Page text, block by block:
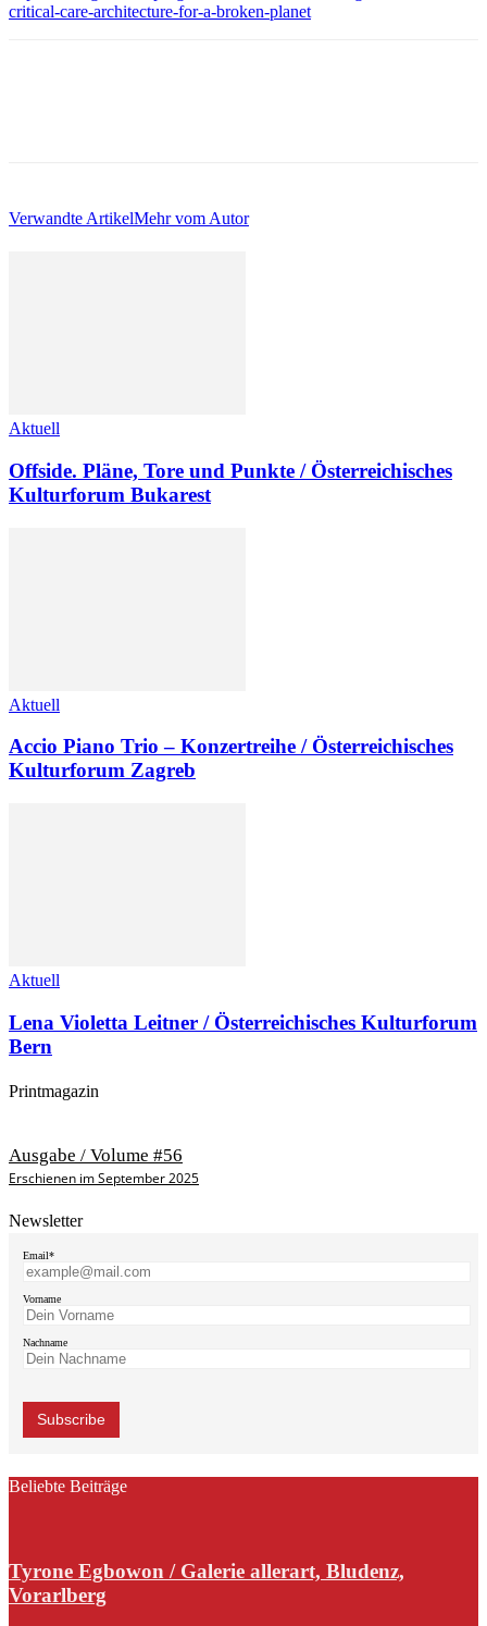
critical-care-architecture-for-a-broken-planet
Verwandte ArtikelMehr vom Autor
Aktuell
Offside. Pläne, Tore und Punkte / Österreichisches
Kulturforum Bukarest
Aktuell
Accio Piano Trio – Konzertreihe / Österreichisches
Kulturforum Zagreb
Aktuell
Lena Violetta Leitner / Österreichisches Kulturforum
Bern
Printmagazin
Ausgabe / Volume #56
Erschienen im September 2025
Newsletter
Email*
Vorname
Nachname
Beliebte Beiträge
Tyrone Egbowon / Galerie allerart, Bludenz,
Vorarlberg